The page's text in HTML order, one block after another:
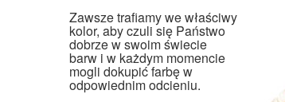
Zawsze trafiamy we właściwy
kolor, aby czuli się Państwo
dobrze w swoim świecie
barw i w każdym momencie
mogli dokupić farbę w
odpowiednim odcieniu.